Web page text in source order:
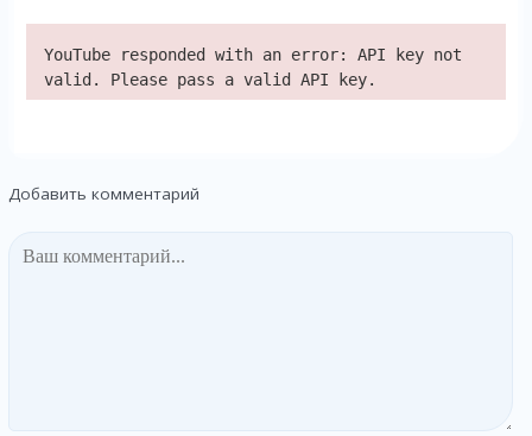
YouTube responded with an error: API key not
valid. Please pass a valid API key.
Добавить комментарий